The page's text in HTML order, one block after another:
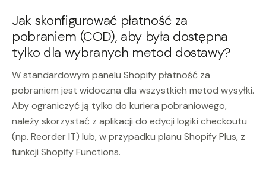
Jak skonfigurować płatność za
pobraniem (COD), aby była dostępna
tylko dla wybranych metod dostawy?
W standardowym panelu Shopify płatność za
pobraniem jest widoczna dla wszystkich metod wysyłki.
Aby ograniczyć ją tylko do kuriera pobraniowego,
należy skorzystać z aplikacji do edycji logiki checkoutu
(np. Reorder IT) lub, w przypadku planu Shopify Plus, z
funkcji Shopify Functions.